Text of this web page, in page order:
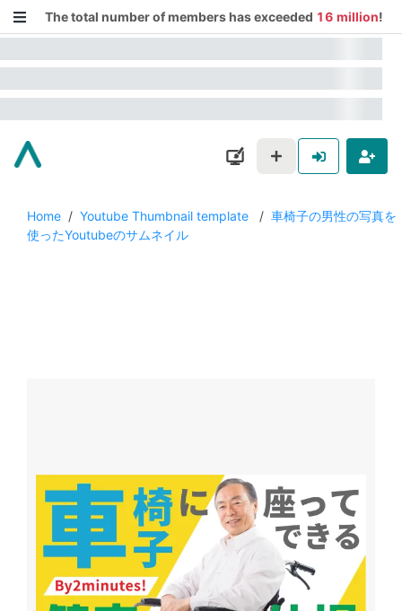
The total number of members has exceeded 16 million!
Home / Youtube Thumbnail template / 車椅子の男性の写真を
使ったYoutubeのサムネイル